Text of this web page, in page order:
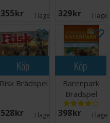
3355 SEK I lager: 4329 SEK I
5
Köp
Risk Brädspel
528 SEK I lager: 2
Köp
Barenpark
Brädspel
398 SEK I